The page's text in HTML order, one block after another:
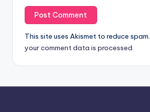
This site uses Akismet to reduce spam.
your comment data is processed.